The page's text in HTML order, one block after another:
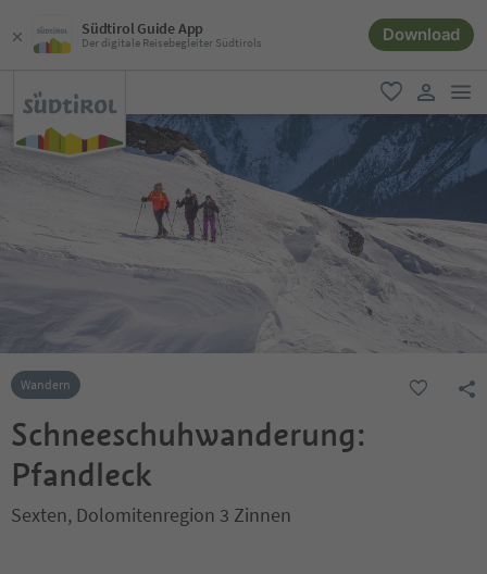
Südtirol Guide App
Der digitale Reisebegleiter Südtirols Download
favorit
user link
Wandern
Schneeschuhwanderung:
Pfandleck
Sexten, Dolomitenregion 3 Zinnen